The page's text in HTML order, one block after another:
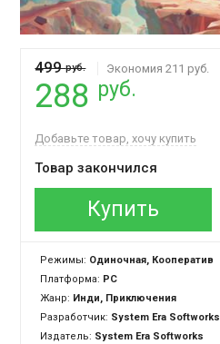
499руб. Экономия 211 руб.
288 руб.
Добавьте товар, хочу купить
Товар закончился
Купить
Режимы: Одиночная, Кооператив
Платформа: PC
Жанр: Инди, Приключения
Разработчик: System Era Softworks
Издатель: System Era Softworks